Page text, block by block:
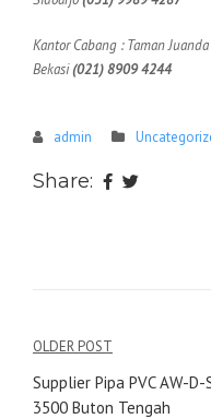
Kantor Cabang : Taman
Bekasi(021) 8909 4244
admin
Share:
Navigasi
pos
OLDER POST
Supplier Pipa PVC AW-
3500 Buton Tengah